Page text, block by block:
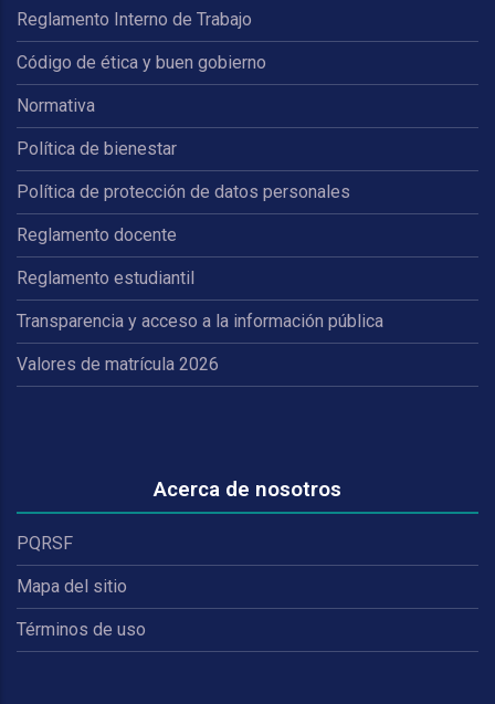
Reglamento Interno de Trabajo
Código de ética y buen gobierno
Normativa
Política de bienestar
Política de protección de datos personales
Reglamento docente
Reglamento estudiantil
Transparencia y acceso a la información pública
Valores de matrícula 2026
Acerca de nosotros
PQRSF
Mapa del sitio
Términos de uso